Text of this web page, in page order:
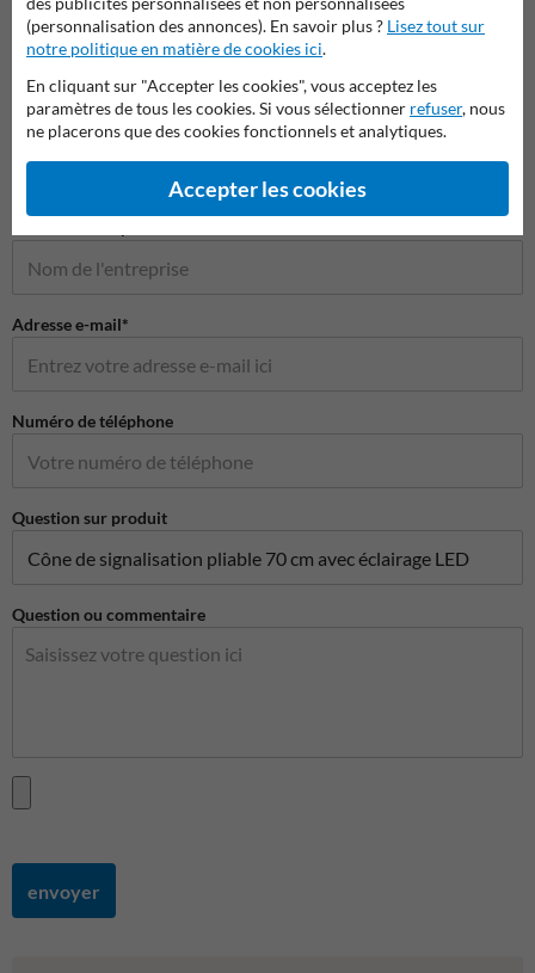
Poser votre question à ProtectionIndustrielle.be
Nom*
Adresse e-mail*
Numéro de téléphone
Question sur produit
Question ou commentaire
envoyer
(personnalisation des annonces). En savoir plus ? Lisez tout sur
notre politique en matière de cookies ici.
En cliquant sur "Accepter les cookies", vous acceptez les
paramètres de tous les cookies. Si vous sélectionner refuser, nous
ne placerons que des cookies fonctionnels et analytiques.
Accepter les cookies